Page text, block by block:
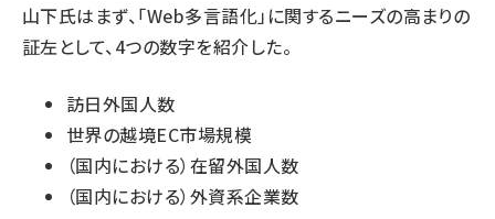
山下氏はまず、「Web多言語化」に関するニーズの高まりの
証左として、4つの数字を紹介した。
訪日外国人数
世界の越境EC市場規模
（国内における）在留外国人数
（国内における）外資系企業数